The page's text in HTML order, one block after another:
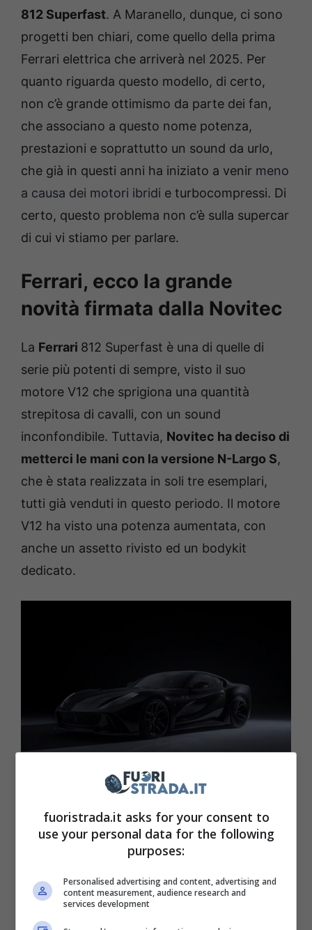
812 Superfast. A Maranello, dunque, ci sono
progetti ben chiari, come quello della prima
Ferrari elettrica che arriverà nel 2025. Per
quanto riguarda questo modello, di certo,
non c’è grande ottimismo da parte dei fan,
che associano a questo nome potenza,
prestazioni e soprattutto un sound da urlo,
che già in questi anni ha iniziato a venir meno
a causa dei motori ibridi e turbocompressi. Di
certo, questo problema non c’è sulla supercar
di cui vi stiamo per parlare.
Ferrari, ecco la grande
novità firmata dalla Novitec
La Ferrari 812 Superfast è una di quelle di
serie più potenti di sempre, visto il suo
motore V12 che sprigiona una quantità
strepitosa di cavalli, con un sound
inconfondibile. Tuttavia, Novitec ha deciso di
metterci le mani con la versione N-Largo S,
che è stata realizzata in soli tre esemplari,
tutti già venduti in questo periodo. Il motore
V12 ha visto una potenza aumentata, con
anche un assetto rivisto ed un bodykit
dedicato.
Ferrari 812 Superfast in mostra (YouTube) – Fuoristrada.it
Prima di tutto,è stata aggiornata
l’elettronica del V12 da 6,5 litri, con la
potenza che è salita ad 840 cavalli
, pari a
circa 618 kW. La coppia è salita a 751 Nm di
coppia, con la velocità massima che arriva a
fuoristrada.it asks for your consent to
use your personal data for the following
purposes:
Personalised advertising and content, advertising and
content measurement, audience research and
services development